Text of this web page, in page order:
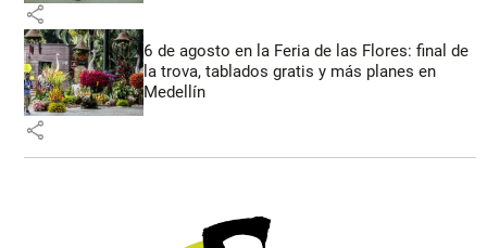
share
6 de agosto en la Feria de las Flores: final de
la trova, tablados gratis y más planes en
Medellín
share